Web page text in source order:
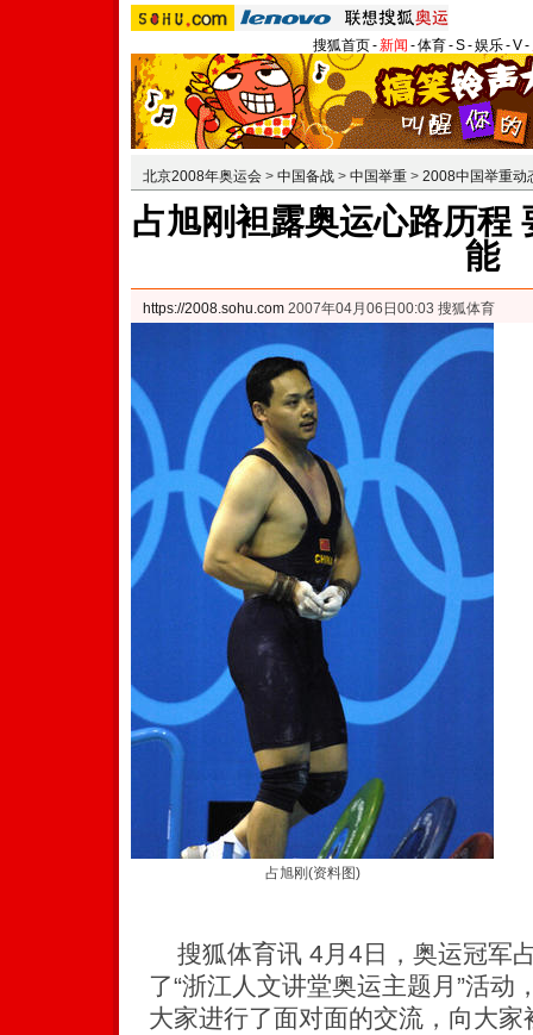
搜狐首页-新闻 -体育-S-娱乐-V-
北京2008年奥运会 > 中国备战 > 中国举重 > 2008中国举重动
占旭刚袒露奥运心路历程
能
https://2008.sohu.com 2007年04月06日00:03 搜狐体育
占旭刚(资料图)
搜狐体育讯 4月4日，奥运冠军
了“浙江人文讲堂奥运主题月”活动
大家进行了面对面的交流，向大